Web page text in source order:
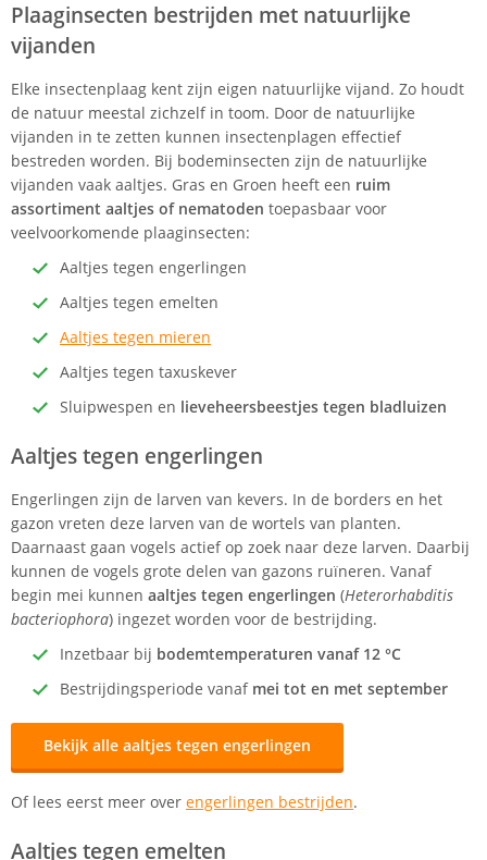
Plaaginsecten bestrijden met natuurlijke
vijanden
Elke insectenplaag kent zijn eigen natuurlijke vijand. Zo houdt
de natuur meestal zichzelf in toom. Door de natuurlijke
vijanden in te zetten kunnen insectenplagen effectief
bestreden worden. Bij bodeminsecten zijn de natuurlijke
vijanden vaak aaltjes. Gras en Groen heeft een ruim
assortiment aaltjes of nematoden toepasbaar voor
veelvoorkomende plaaginsecten:
Aaltjes tegen engerlingen
Aaltjes tegen emelten
Aaltjes tegen mieren
Aaltjes tegen taxuskever
Sluipwespen en lieveheersbeestjes tegen bladluizen
Aaltjes tegen engerlingen
Engerlingen zijn de larven van kevers. In de borders en het
gazon vreten deze larven van de wortels van planten.
Daarnaast gaan vogels actief op zoek naar deze larven. Daarbij
kunnen de vogels grote delen van gazons ruïneren. Vanaf
begin mei kunnen aaltjes tegen engerlingen (Heterorhabditis
bacteriophora) ingezet worden voor de bestrijding.
Inzetbaar bij bodemtemperaturen vanaf 12 °C
Bestrijdingsperiode vanaf mei tot en met september
Bekijk alle aaltjes tegen engerlingen
Of lees eerst meer over engerlingen bestrijden.
Aaltjes tegen emelten